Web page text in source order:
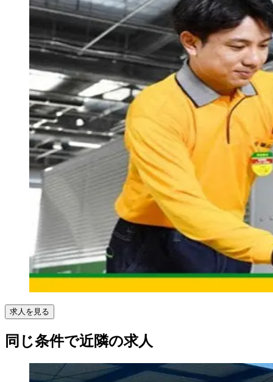
求人を見る
同じ条件で近隣の求人